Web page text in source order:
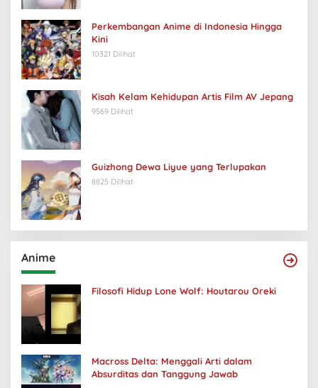
Perkembangan Anime di Indonesia Hingga
Kini
10321 Dilihat
Kisah Kelam Kehidupan Artis Film AV Jepang
9569 Dilihat
Guizhong Dewa Liyue yang Terlupakan
8825 Dilihat
Anime
Filosofi Hidup Lone Wolf: Houtarou Oreki
Macross Delta: Menggali Arti dalam
Absurditas dan Tanggung Jawab